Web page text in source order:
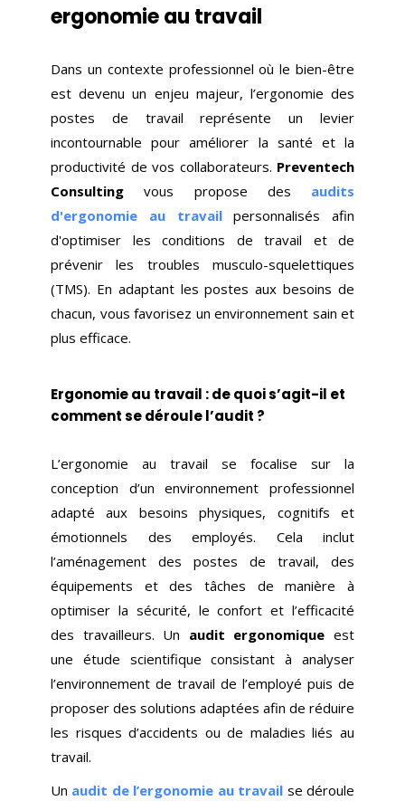
ergonomie au travail
Dans un contexte professionnel où le bien-être
est devenu un enjeu majeur, l’ergonomie des
postes de travail représente un levier
incontournable pour améliorer la santé et la
productivité de vos collaborateurs. Preventech
Consulting vous propose des audits
d'ergonomie au travailpersonnalisés afin
d'optimiser les conditions de travail et de
prévenir les troubles musculo-squelettiques
(TMS). En adaptant les postes aux besoins de
chacun, vous favorisez un environnement sain et
plus efficace.
Ergonomie au travail : de quoi s’agit-il et
comment se déroule l’audit ?
L’ergonomie au travail se focalise sur la
conception d’un environnement professionnel
adapté aux besoins physiques, cognitifs et
émotionnels des employés. Cela inclut
l’aménagement des postes de travail, des
équipements et des tâches de manière à
optimiser la sécurité, le confort et l’efficacité
des travailleurs. Un audit ergonomique est
une étude scientifique consistant à analyser
l’environnement de travail de l’employé puis de
proposer des solutions adaptées afin de réduire
les risques d’accidents ou de maladies liés au
travail.
Un audit de l’ergonomie au travail se déroule